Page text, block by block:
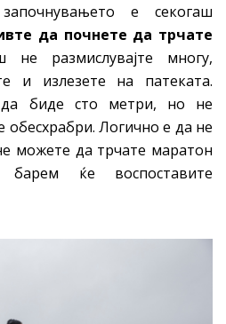
е секогаш
да почнете да трчате
не размислувајте многу,
и излезете на патеката.
биде сто метри, но не
обесхрабри. Логично е да не
можете да трчате маратон
ќе воспоставите